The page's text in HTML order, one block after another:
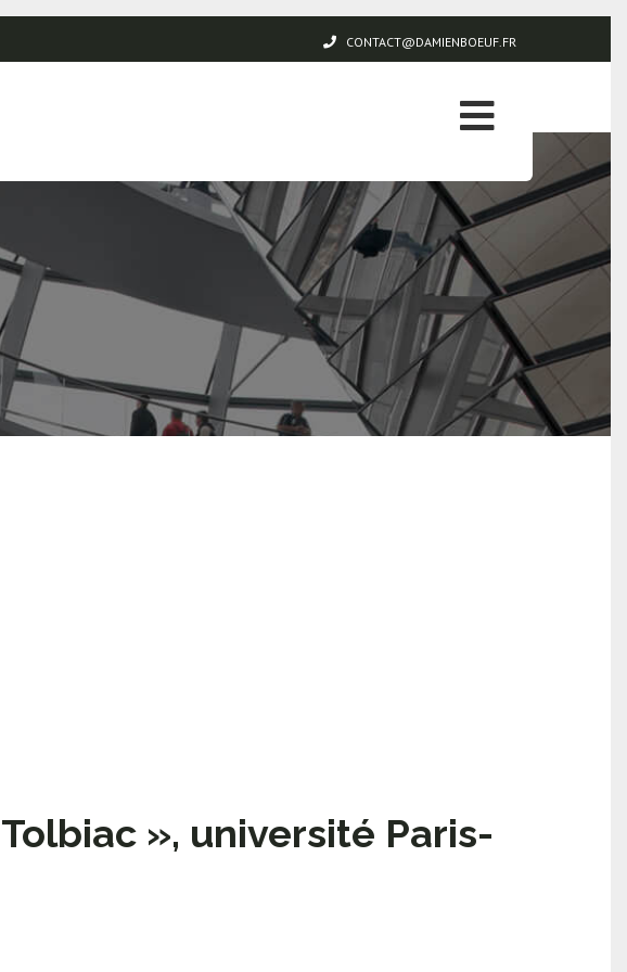
CONTACT@DAMIENBOEUF.FR
», université Paris-